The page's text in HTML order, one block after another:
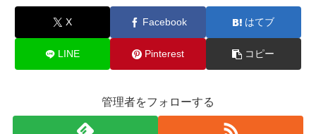
X Facebook はてブ
LINE Pinterest コピー
管理者をフォローする